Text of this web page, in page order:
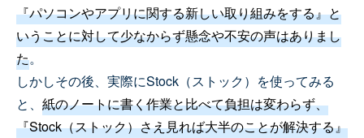
『パソコンやアプリに関する新しい取り組みをする』と
いうことに対して少なからず懸念や不安の声はありまし
た。
しかしその後、実際にStock（ストック）を使ってみる
と、 紙のノートに書く作業と比べて負担は変わらず、
『Stock（ストック）さえ見れば大半のことが解決する』